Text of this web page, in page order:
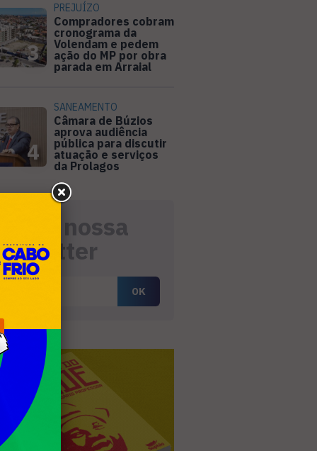
3
PREJUÍZO
Compradores cobram
cronograma da
Volendam e pedem
ação do MP por obra
parada em Arraial
4
SANEAMENTO
Câmara de Búzios
aprova audiência
pública para discutir
atuação e serviços
da Prolagos
nossa